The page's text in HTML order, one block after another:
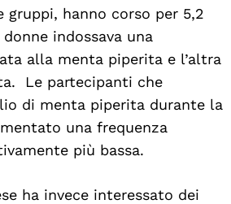
gruppi, hanno corso per 5,2
indossava una
alla menta piperita e l’altra
Le partecipanti che
di menta piperita durante la
una frequenza
più bassa.
ha invece interessato dei